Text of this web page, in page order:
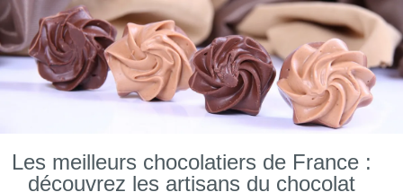
Les meilleurs chocolatiers de France :
découvrez les artisans du chocolat